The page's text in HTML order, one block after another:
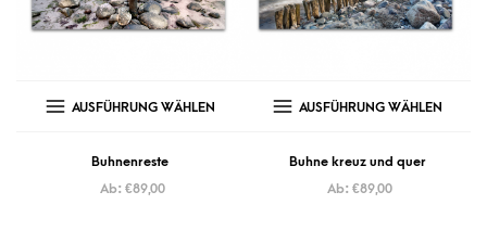
AUSFÜHRUNG WÄHLEN
Buhnenreste
Ab: €89,00
AUSFÜHRUNG WÄHLEN
Buhne kreuz und quer
Ab: €89,00